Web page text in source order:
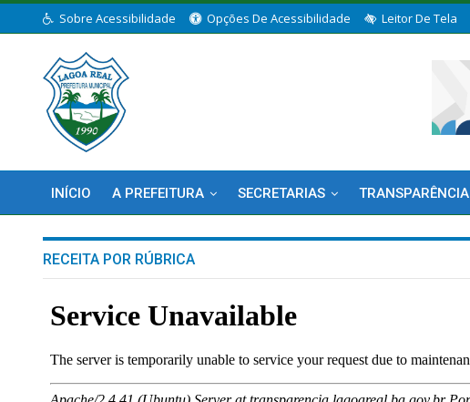
Sobre Acessibilidade Opções De Acessibilidade Leitor De Tela
INÍCIO A PREFEITURA SECRETARIAS TRANSPARÊNCIA
RECEITA POR RÚBRICA